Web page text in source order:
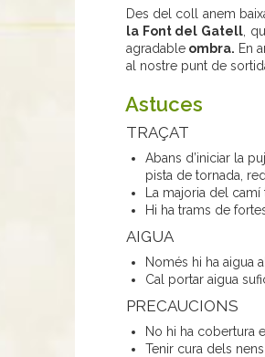
Des del coll anem
la Font del Gatell ,
agradableombra. En
al nostre punt de
Astuces
TRAÇAT
Abans d’iniciar la
pista de tornada,
La majoria del
Hi ha trams de
AIGUA
Només hi ha aigua
Cal portar aigua
PRECAUCIONS
No hi ha cobertura
Tenir cura dels